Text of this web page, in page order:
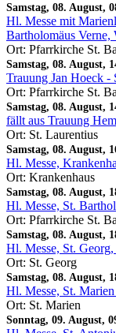
Samstag, 08. August,
Hl. Messe mit
Bartholomäus Verne,
Ort: Pfarrkirche St.
Samstag, 08. August,
Trauung Jan Hoeck -
Ort: Pfarrkirche St.
Samstag, 08. August,
fällt aus Trauung
Ort: St. Laurentius
Samstag, 08. August,
Hl. Messe,
Ort: Krankenhaus
Samstag, 08. August,
Hl. Messe, St.
Ort: Pfarrkirche St.
Samstag, 08. August,
Hl. Messe, St.
Ort: St. Georg
Samstag, 08. August,
Hl. Messe, St.
Ort: St. Marien
Sonntag, 09. August,